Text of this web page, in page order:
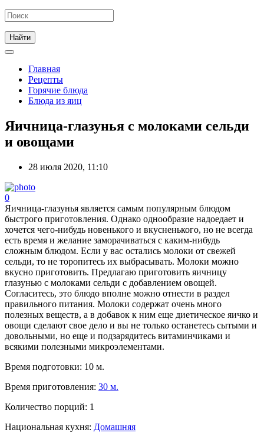
Главная
Рецепты
Горячие блюда
Блюда из яиц
Яичница-глазунья с молоками сельди
и овощами
28 июля 2020, 11:10
0
Яичница-глазунья является самым популярным блюдом
быстрого приготовления. Однако однообразие надоедает и
хочется чего-нибудь новенького и вкусненького, но не всегда
есть время и желание заморачиваться с каким-нибудь
сложным блюдом. Если у вас остались молоки от свежей
сельди, то не торопитесь их выбрасывать. Молоки можно
вкусно приготовить. Предлагаю приготовить яичницу
глазунью с молоками сельди с добавлением овощей.
Согласитесь, это блюдо вполне можно отнести в раздел
правильного питания. Молоки содержат очень много
полезных веществ, а в добавок к ним еще диетическое яичко и
овощи сделают свое дело и вы не только останетесь сытыми и
довольными, но еще и подзарядитесь витаминчиками и
всякими полезными микроэлементами.
Время подготовки: 10 м.
Время приготовления: 30 м.
Количество порций: 1
Национальная кухня: Домашняя